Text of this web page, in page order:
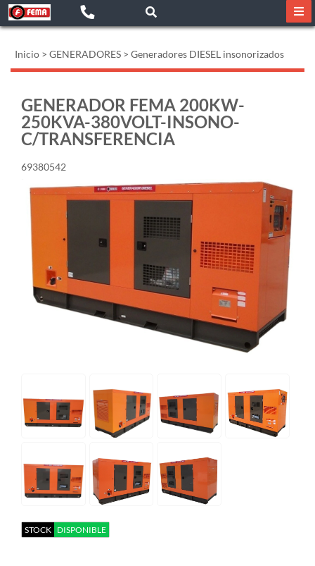
Inicio > GENERADORES > Generadores DIESEL insonorizados
GENERADOR FEMA 200KW-
250KVA-380VOLT-INSONO-
C/TRANSFERENCIA
69380542
STOCK DISPONIBLE